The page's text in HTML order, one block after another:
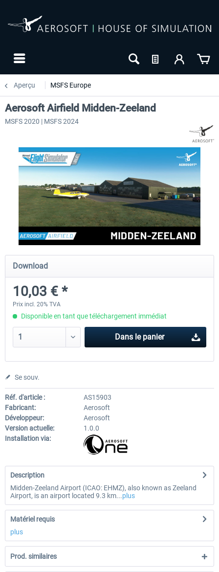
Aperçu MSFS Europe
Aerosoft Airport Cologne/Bonn
18,10 € *
sim-wings Hamburg
Aerosoft Airfield Midden-Zeeland
MSFS 2020 | MSFS 2024
Download
10,03 € *
Prix incl. 20% TVA
Disponible en tant que téléchargement immédiat
Dans le panier
Se souv.
Réf. d'article :
AS15903
Fabricant:
Aerosoft
Développeur:
Aerosoft
Version actuelle:
1.0.0
Installation via:
Description
Midden-Zeeland Airport (ICAO: EHMZ), also known as Zeeland
Airport, is an airport located 9.3 km...plus
Matériel requis
plus
Prod. similaires